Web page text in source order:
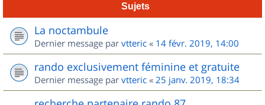
Sujets
La noctambule
Dernier message par vtteric « 14 févr. 2019, 14:00
rando exclusivement féminine et gratuite
Dernier message par vtteric « 25 janv. 2019, 18:34